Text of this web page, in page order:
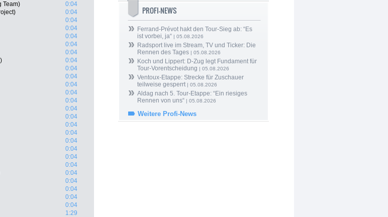
Team)
0:04
0:04
0:04
0:04
0:04
0:04
0:04
0:04
0:04
0:04
0:04
0:04
0:04
0:04
0:04
0:04
0:04
0:04
0:04
0:04
0:04
0:04
0:04
0:04
0:04
0:04
1:29
PROFI-NEWS
Ferrand-Prévot hakt den Tour-Sieg ab: “Es
ist vorbei, ja“ | 05.08.2026
Radsport live im Stream, TV und Ticker: Die
Rennen des Tages | 05.08.2026
Koch und Lippert: D-Zug legt Fundament für
Tour-Vorentscheidung | 05.08.2026
Ventoux-Etappe: Strecke für Zuschauer
teilweise gesperrt| 05.08.2026
Aldag nach 5. Tour-Etappe: “Ein riesiges
Rennen von uns“ | 05.08.2026
Weitere Profi-News